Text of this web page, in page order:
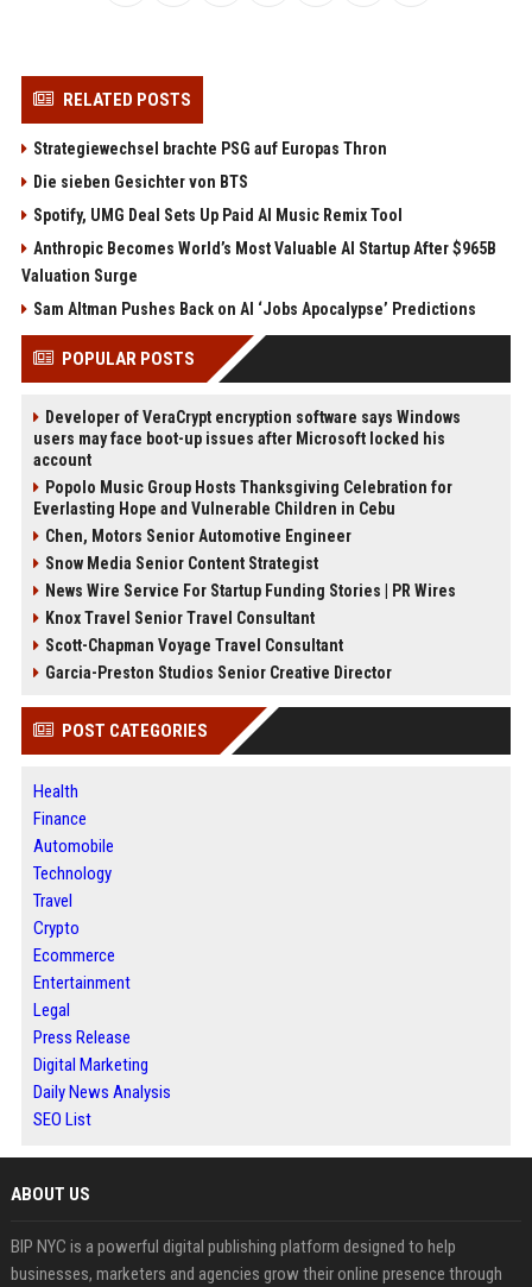
RELATED POSTS
Strategiewechsel brachte PSG auf Europas Thron
Die sieben Gesichter von BTS
Spotify, UMG Deal Sets Up Paid AI Music Remix Tool
Anthropic Becomes World’s Most Valuable AI Startup After $965B
Valuation Surge
Sam Altman Pushes Back on AI ‘Jobs Apocalypse’ Predictions
POPULAR POSTS
Developer of VeraCrypt encryption software says Windows
users may face boot-up issues after Microsoft locked his
account
Popolo Music Group Hosts Thanksgiving Celebration for
Everlasting Hope and Vulnerable Children in Cebu
Chen, Motors Senior Automotive Engineer
Snow Media Senior Content Strategist
News Wire Service For Startup Funding Stories | PR Wires
Knox Travel Senior Travel Consultant
Scott-Chapman Voyage Travel Consultant
Garcia-Preston Studios Senior Creative Director
POST CATEGORIES
Health
Finance
Automobile
Technology
Travel
Crypto
Ecommerce
Entertainment
Legal
Press Release
Digital Marketing
Daily News Analysis
SEO List
ABOUT US
BIP NYC is a powerful digital publishing platform designed to help
businesses, marketers and agencies grow their online presence through